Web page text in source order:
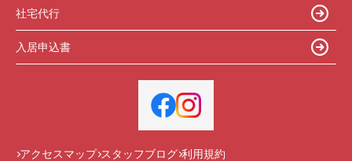
社宅代行
入居申込書
アクセスマップ スタッフブログ 利用規約